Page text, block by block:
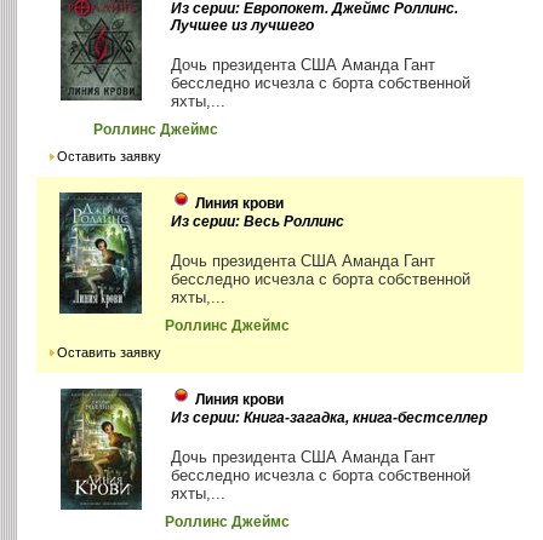
Из серии: Европокет. Джеймс Роллинс.
Лучшее из лучшего
Дочь президента США Аманда Гант
бесследно исчезла с борта собственной
яхты,...
Роллинс Джеймс
Оставить заявку
Линия крови
Из серии: Весь Роллинс
Дочь президента США Аманда Гант
бесследно исчезла с борта собственной
яхты,...
Роллинс Джеймс
Оставить заявку
Линия крови
Из серии: Книга-загадка, книга-бестселлер
Дочь президента США Аманда Гант
бесследно исчезла с борта собственной
яхты,...
Роллинс Джеймс